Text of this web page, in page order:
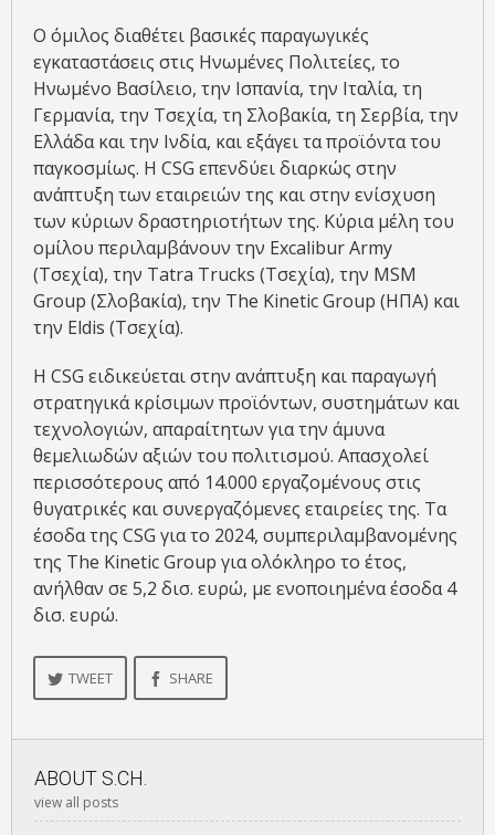
Ο όμιλος διαθέτει βασικές παραγωγικές
εγκαταστάσεις στις Ηνωμένες Πολιτείες, το
Ηνωμένο Βασίλειο, την Ισπανία, την Ιταλία, τη
Γερμανία, την Τσεχία, τη Σλοβακία, τη Σερβία, την
Ελλάδα και την Ινδία, και εξάγει τα προϊόντα του
παγκοσμίως. Η CSG επενδύει διαρκώς στην
ανάπτυξη των εταιρειών της και στην ενίσχυση
των κύριων δραστηριοτήτων της. Κύρια μέλη του
ομίλου περιλαμβάνουν την Excalibur Army
(Τσεχία), την Tatra Trucks (Τσεχία), την MSM
Group (Σλοβακία), την The Kinetic Group (ΗΠΑ) και
την Eldis (Τσεχία).
Η CSG ειδικεύεται στην ανάπτυξη και παραγωγή
στρατηγικά κρίσιμων προϊόντων, συστημάτων και
τεχνολογιών, απαραίτητων για την άμυνα
θεμελιωδών αξιών του πολιτισμού. Απασχολεί
περισσότερους από 14.000 εργαζομένους στις
θυγατρικές και συνεργαζόμενες εταιρείες της. Τα
έσοδα της CSG για το 2024, συμπεριλαμβανομένης
της The Kinetic Group για ολόκληρο το έτος,
ανήλθαν σε 5,2 δισ. ευρώ, με ενοποιημένα έσοδα 4
δισ. ευρώ.
TWEET SHARE
ABOUT S.CH.
view all posts